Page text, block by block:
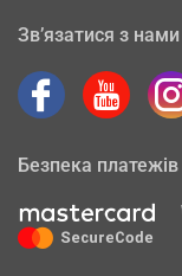
Зв’язатися з нами
Безпека платежів